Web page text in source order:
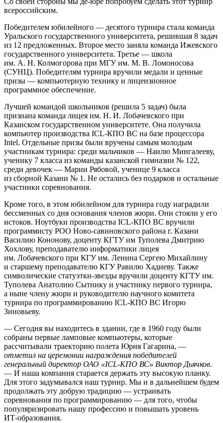
всероссийским.
Победителем юбилейного — десятого турнира стала команда
Уральского государственного университета, решившая 8 задач
из 12 предложенных. Второе место заняла команда Ижевского
государственного университета. Третье — школа
им. А. Н. Колмогорова при МГУ им. М. В. Ломоносова
(СУНЦ). Победителям турнира вручили медали и ценные
призы — компьютерную технику и лицензионное
программное обеспечение.
Лучшей командой школьников (решила 5 задач) была
признана команда лицея им. Н. И. Лобачевского при
Казанском государственном университете. Она получила
компьютер производства ICL-КПО ВС на базе процессора
Intel. Отдельные призы были вручены самым молодым
участникам турнира: среди мальчиков — Наилю Мингалееву,
ученику 7 класса из команды казанской гимназии № 122,
среди девочек — Марии Рябовой, ученице 9 класса
из сборной Казани № 1. Не остались без подарков и остальные
участники соревнования.
Кроме того, в этом юбилейном для турнира году наградили
бессменных со дня основания членов жюри. Они стояли у его
истоков. Ноутбуки производства ICL-КПО ВС вручили
программисту РОО Ново-савиновского района г. Казани
Василию Кононову, доценту КГТУ им Туполева Дмитрию
Хохлову, преподавателю информатики лицея
им. Лобачевского при КГУ им. Ленина Сергею Михайлину
и старшему преподавателю КГУ Равилю Хадиеву. Также
символические статуэтки-звезды вручили доценту КГТУ им.
Туполева Анатолию Сытнику и участнику первого турнира,
а ныне члену жюри и руководителю научного комитета
турнира по программированию ICL-КПО ВС Игорю
Зиновьеву.
— Сегодня вы находитесь в здании, где в 1960 году были
собраны первые ламповые компьютеры, которые
рассчитывали траекторию полета Юрия Гагарина, —
отметил на церемонии награждения победителей
генеральный директор ОАО «ICL-КПО ВС» Виктор Дьячков.
— И наша компания старается держать эту высокую планку.
Для этого задумывался наш турнир. Мы и в дальнейшем будем
продолжать эту добрую традицию — устраивать
соревнования по программированию — для того, чтобы
популяризировать нашу профессию и повышать уровень
ИТ-образования.